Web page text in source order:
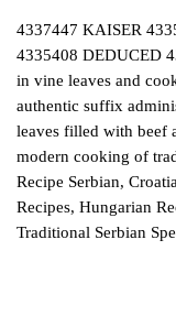
4337447 KAISER
4335408 DEDUCED
in vine leaves and
authentic suffix
leaves filled with beef
modern cooking of
Recipe Serbian,
Recipes, Hungarian
Traditional Serbian